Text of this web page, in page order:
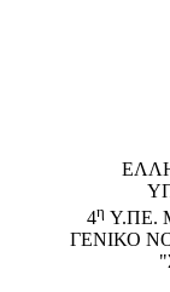
4η Υ.ΠΕ.
ΓΕΝΙΚΟ